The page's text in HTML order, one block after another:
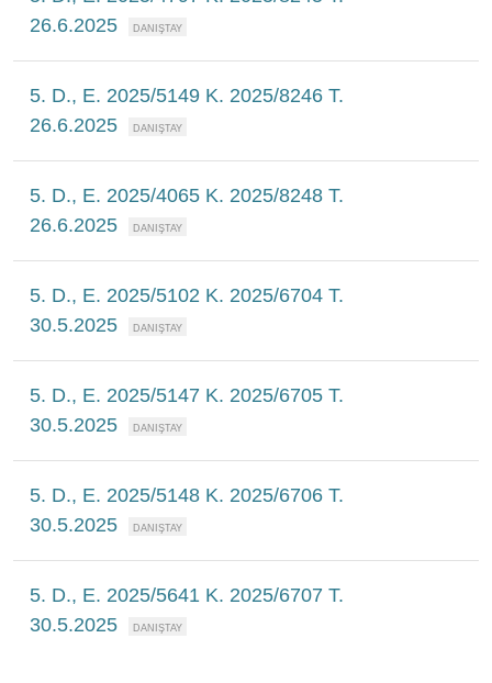
26.6.2025
5. D., E. 2025/5149 K. 2025/8246 T.
26.6.2025
5. D., E. 2025/4065 K. 2025/8248 T.
26.6.2025
5. D., E. 2025/5102 K. 2025/6704 T.
30.5.2025
5. D., E. 2025/5147 K. 2025/6705 T.
30.5.2025
5. D., E. 2025/5148 K. 2025/6706 T.
30.5.2025
5. D., E. 2025/5641 K. 2025/6707 T.
30.5.2025